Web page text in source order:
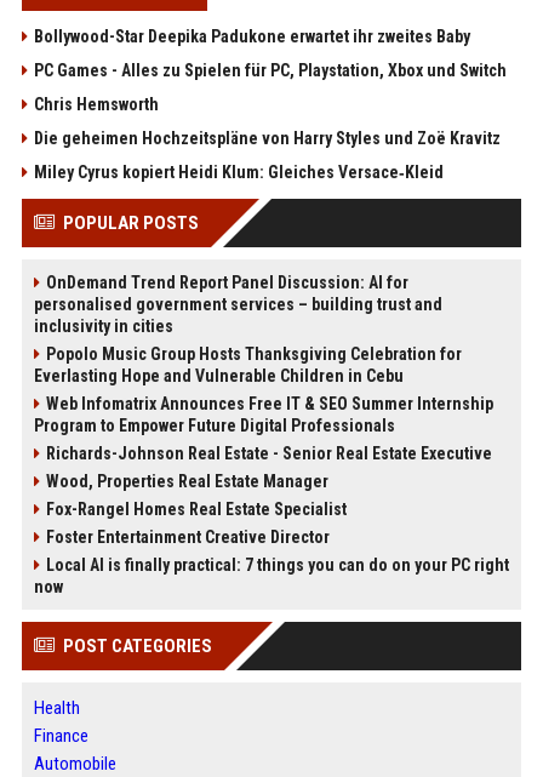
Bollywood-Star Deepika Padukone erwartet ihr zweites Baby
PC Games - Alles zu Spielen für PC, Playstation, Xbox und Switch
Chris Hemsworth
Die geheimen Hochzeitspläne von Harry Styles und Zoë Kravitz
Miley Cyrus kopiert Heidi Klum: Gleiches Versace‑Kleid
POPULAR POSTS
OnDemand Trend Report Panel Discussion: AI for
personalised government services – building trust and
inclusivity in cities
Popolo Music Group Hosts Thanksgiving Celebration for
Everlasting Hope and Vulnerable Children in Cebu
Web Infomatrix Announces Free IT & SEO Summer Internship
Program to Empower Future Digital Professionals
Richards-Johnson Real Estate - Senior Real Estate Executive
Wood, Properties Real Estate Manager
Fox-Rangel Homes Real Estate Specialist
Foster Entertainment Creative Director
Local AI is finally practical: 7 things you can do on your PC right
now
POST CATEGORIES
Health
Finance
Automobile